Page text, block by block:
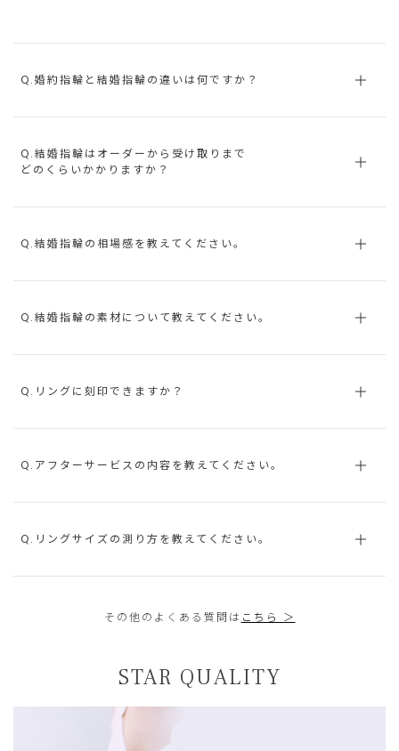
Q.婚約指輪と結婚指輪の違いは何ですか？
Q.結婚指輪はオーダーから受け取りまで
どのくらいかかりますか？
Q.結婚指輪の相場感を教えてください。
Q.結婚指輪の素材について教えてください。
Q.リングに刻印できますか？
Q.アフターサービスの内容を教えてください。
Q.リングサイズの測り方を教えてください。
その他のよくある質問は こちら ＞
STAR QUALITY